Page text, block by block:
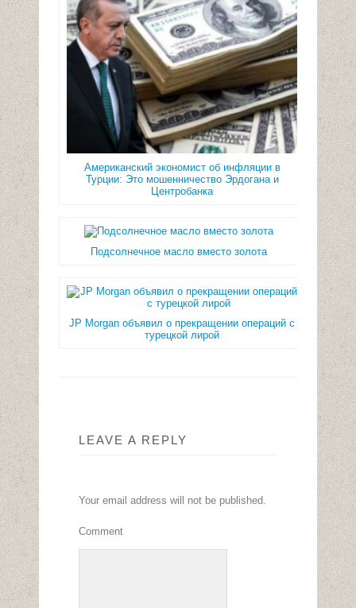
Американский экономист об инфляции в
Турции: Это мошенничество Эрдогана и
Центробанка
Подсолнечное масло вместо золота
JP Morgan объявил о прекращении операций с
турецкой лирой
LEAVE A REPLY
Your email address will not be published.
Comment